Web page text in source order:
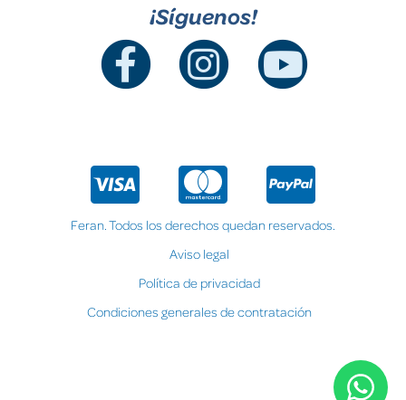
¡Síguenos!
Feran. Todos los derechos quedan reservados.
Aviso legal
Política de privacidad
Condiciones generales de contratación